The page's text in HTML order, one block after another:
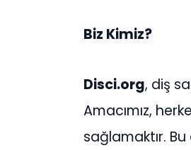
Biz Kimiz?
Disci.org, diş
Amacımız,
sağlamaktır.